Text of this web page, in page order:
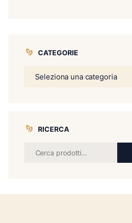
CATEGORIE
RICERCA